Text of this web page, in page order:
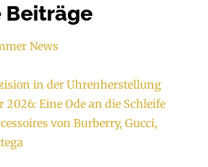
Beiträge
News
in der Uhrenherstellung
2026: Eine Ode an die Schleife
von Burberry, Gucci,